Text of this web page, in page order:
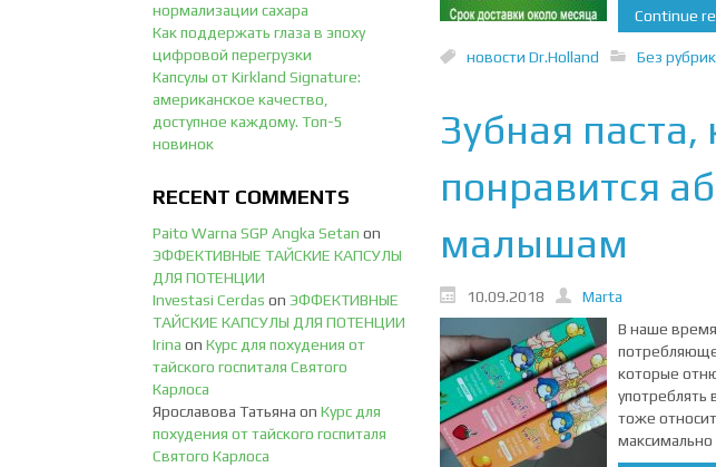
нормализации сахара
Как поддержать глаза в эпоху
цифровой перегрузки
Капсулы от Kirkland Signature:
американское качество,
доступное каждому. Топ-5
новинок
RECENT COMMENTS
Paito Warna SGP Angka Setan on
ЭФФЕКТИВНЫЕ ТАЙСКИЕ КАПСУЛЫ
ДЛЯ ПОТЕНЦИИ
Investasi Cerdas on ЭФФЕКТИВНЫЕ
ТАЙСКИЕ КАПСУЛЫ ДЛЯ ПОТЕНЦИИ
Irina on Курс для похудения от
тайского госпиталя Святого
Карлоса
Ярославова Татьяна on Курс для
похудения от тайского госпиталя
Святого Карлоса
Continue
новости Dr.Holland Без
Зубная паста,
понравится
малышам
10.09.2018
Marta
В наше
которые
употреблять
тоже
максимально